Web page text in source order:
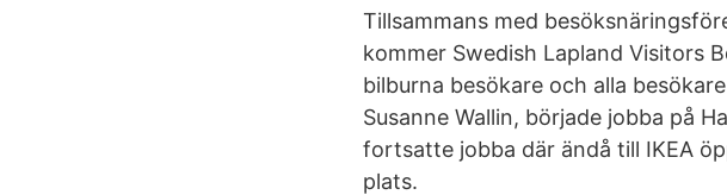
Tillsammans med
kommer Swedish Lapland Visitors
bilburna besökare och alla
Susanne Wallin, började jobba på
fortsatte jobba där ändå till IKEA
plats.